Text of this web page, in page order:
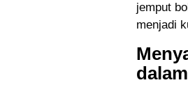
jemput
menjadi